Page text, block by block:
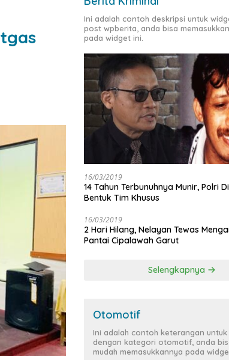
Ini adalah contoh deskripsi untuk
post wpberita, anda bisa
pada widget ini.
16/03/2019
14 Tahun Terbunuhnya Munir, Polri
Bentuk Tim Khusus
16/03/2019
2 Hari Hilang, Nelayan Tewas
Pantai Cipalawah Garut
Selengkapnya
Otomotif
Ini adalah contoh keterangan
dengan kategori otomotif, anda
mudah memasukkannya pada